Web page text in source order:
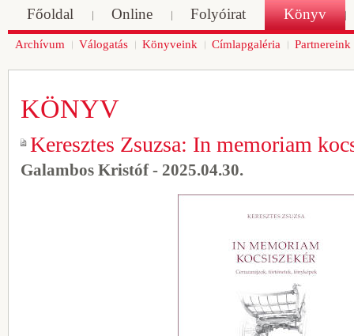
Főoldal Online Folyóirat Könyv
Archívum Válogatás Könyveink Címlapgaléria Partnereink
KÖNYV
Keresztes Zsuzsa: In memoriam
Galambos Kristóf - 2025.04.30.